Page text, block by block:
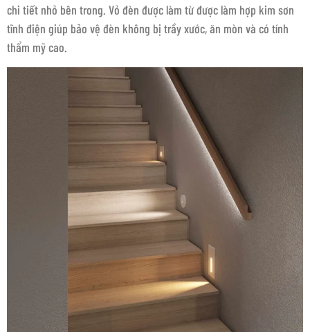
chi tiết nhỏ bên trong. Vỏ đèn được làm từ được làm hợp kim sơn
tĩnh điện giúp bảo vệ đèn không bị trầy xước, ăn mòn và có tính
thẩm mỹ cao.